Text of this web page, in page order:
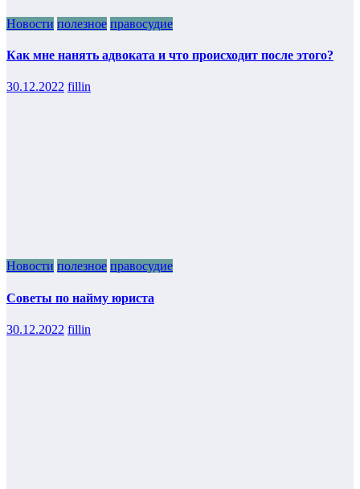
Новости полезное правосудие
Как мне нанять адвоката и что происходит после этого?
30.12.2022 fillin
Новости полезное правосудие
Советы по найму юриста
30.12.2022 fillin